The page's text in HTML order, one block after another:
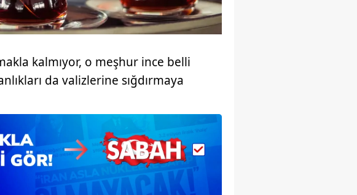
Kanunu uyarınca hazırlanmış Aydınlatma Metnimizi okumak ve sitemizde
çerezlerle ilgili bilgi almak için lütfentıklayınız.
kalmıyor, o meşhur ince belli
da valizlerine sığdırmaya